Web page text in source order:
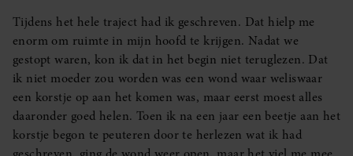
Tijdens het hele traject had ik geschreven. Dat hielp me
enorm om ruimte in mijn hoofd te krijgen. Nadat we
gestopt waren, kon ik dat in het begin niet teruglezen. Dat
ik niet moeder zou worden was een wond waar weliswaar
een korstje op aan het komen was, maar eerst moest alles
daaronder goed helen. Toen ik na een jaar een beetje aan het
korstje begon te peuteren door te herlezen wat ik had